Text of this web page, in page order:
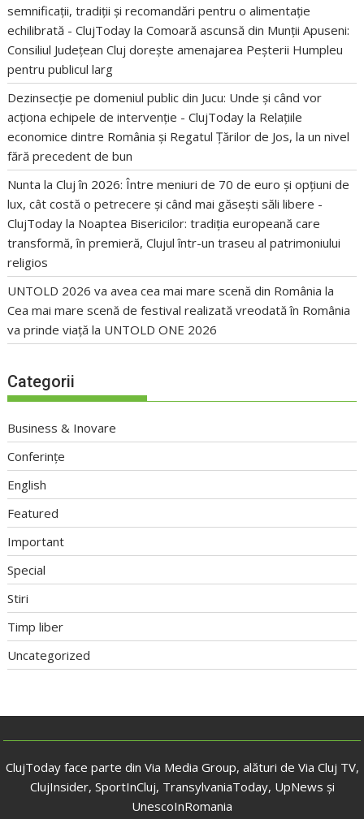
semnificații, tradiții și recomandări pentru o alimentație
echilibrată - ClujToday laComoară ascunsă din Munții Apuseni:
Consiliul Județean Cluj dorește amenajarea Peșterii Humpleu
pentru publicul larg
Dezinsecție pe domeniul public din Jucu: Unde și când vor
acționa echipele de intervenție - ClujToday la Relațiile
economice dintre România și Regatul Țărilor de Jos, la un nivel
fără precedent de bun
Nunta la Cluj în 2026: Între meniuri de 70 de euro și opțiuni de
lux, cât costă o petrecere și când mai găsești săli libere -
ClujToday la Noaptea Bisericilor: tradiția europeană care
transformă, în premieră, Clujul într-un traseu al patrimoniului
religios
UNTOLD 2026 va avea cea mai mare scenă din România la
Cea mai mare scenă de festival realizată vreodată în România
va prinde viață la UNTOLD ONE 2026
Categorii
Business & Inovare
Conferințe
English
Featured
Important
Special
Stiri
Timp liber
Uncategorized
ClujToday face parte din Via Media Group, alături de Via Cluj TV,
ClujInsider, SportInCluj, TransylvaniaToday, UpNews și
UnescoInRomania